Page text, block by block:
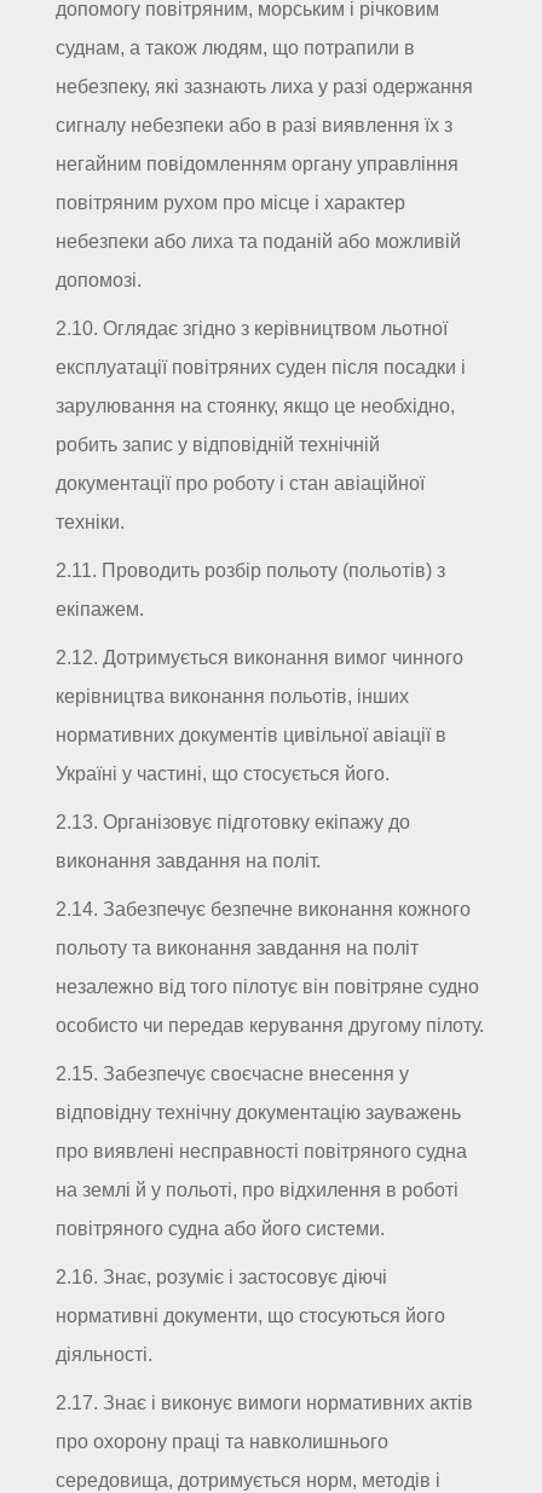
допомогу повітряним, морським і річковим
суднам, а також людям, що потрапили в
небезпеку, які зазнають лиха у разі одержання
сигналу небезпеки або в разі виявлення їх з
негайним повідомленням органу управління
повітряним рухом про місце і характер
небезпеки або лиха та поданій або можливій
допомозі.
2.10. Оглядає згідно з керівництвом льотної
експлуатації повітряних суден після посадки і
зарулювання на стоянку, якщо це необхідно,
робить запис у відповідній технічній
документації про роботу і стан авіаційної
техніки.
2.11. Проводить розбір польоту (польотів) з
екіпажем.
2.12. Дотримується виконання вимог чинного
керівництва виконання польотів, інших
нормативних документів цивільної авіації в
Україні у частині, що стосується його.
2.13. Організовує підготовку екіпажу до
виконання завдання на політ.
2.14. Забезпечує безпечне виконання кожного
польоту та виконання завдання на політ
незалежно від того пілотує він повітряне судно
особисто чи передав керування другому пілоту.
2.15. Забезпечує своєчасне внесення у
відповідну технічну документацію зауважень
про виявлені несправності повітряного судна
на землі й у польоті, про відхилення в роботі
повітряного судна або його системи.
2.16. Знає, розуміє і застосовує діючі
нормативні документи, що стосуються його
діяльності.
2.17. Знає і виконує вимоги нормативних актів
про охорону праці та навколишнього
середовища, дотримується норм, методів і